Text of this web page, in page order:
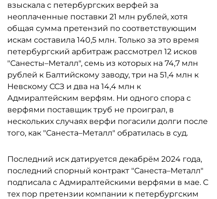
взыскала с петербургских верфей за
неоплаченные поставки 21 млн рублей, хотя
общая сумма претензий по соответствующим
искам составила 140,5 млн. Только за это время
петербургский арбитраж рассмотрел 12 исков
"Санесты–Металл", семь из которых на 74,7 млн
рублей к Балтийскому заводу, три на 51,4 млн к
Невскому ССЗ и два на 14,4 млн к
Адмиралтейским верфям. Ни одного спора с
верфями поставщик труб не проиграл, в
нескольких случаях верфи погасили долги после
того, как "Санеста–Металл" обратилась в суд.
Последний иск датируется декабрём 2024 года,
последний спорный контракт "Санеста–Металл"
подписала с Адмиралтейскими верфями в мае. С
тех пор претензии компании к петербургским